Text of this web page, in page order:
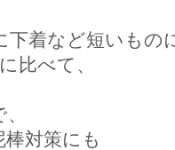
下着など短いもの
比べて、
対策にも